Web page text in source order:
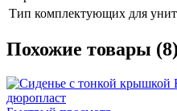
Тип комплектующих для
Похожие товары (8)